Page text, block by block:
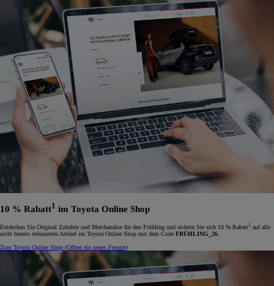
10 % Rabatt1 im Toyota Online Shop
Entdecken Sie Original Zubehör und Merchandise für den Frühling und sichern Sie sich 10 % Rabatt1 auf alle
nicht bereits reduzierten Artikel im Toyota Online Shop mit dem Code FRÜHLING_26.
Zum Toyota Online Shop (Öffnet ein neues Fenster)